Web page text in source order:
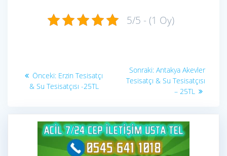
5/5 - (1 Oy)
gezinmesi
Önceki: Önceki
yazı:
Erzin Tesisatçı
& Su Tesisatçısı -25TL
Sonraki: Sonraki
yazı:
Antakya Akevler
Tesisatçı & Su Tesisatçısı
– 25TL